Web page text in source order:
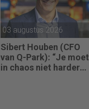
03 augustus 2026
Sibert Houben (CFO
van Q-Park): “Je moet
in chaos niet harder